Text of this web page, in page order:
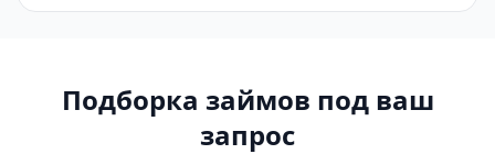
Подборка займов под ваш
запрос